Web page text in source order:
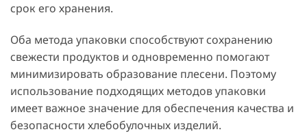
срок его хранения.
Оба метода упаковки способствуют сохранению
свежести продуктов и одновременно помогают
минимизировать образование плесени. Поэтому
использование подходящих методов упаковки
имеет важное значение для обеспечения качества и
безопасности хлебобулочных изделий.